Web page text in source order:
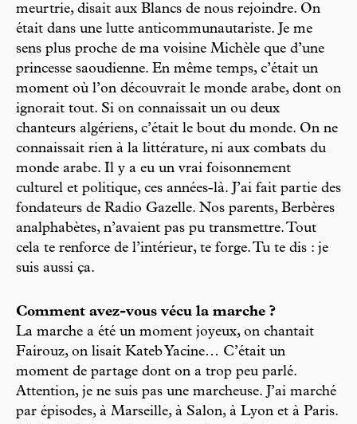
meurtrie, disait aux Blancs de nous rejoindre. On
était dans une lutte anticommunautariste. Je me
sens plus proche de ma voisine Michèle que d’une
princesse saoudienne. En même temps, c’était un
moment où l’on découvrait le monde arabe, dont on
ignorait tout. Si on connaissait un ou deux
chanteurs algériens, c’était le bout du monde. On ne
connaissait rien à la littérature, ni aux combats du
monde arabe. Il y a eu un vrai foisonnement
culturel et politique, ces années-là. J’ai fait partie des
fondateurs de Radio Gazelle. Nos parents, Berbères
analphabètes, n’avaient pas pu transmettre. Tout
cela te renforce de l’intérieur, te forge. Tu te dis : je
suis aussi ça.
Comment avez-vous vécu la marche ?
La marche a été un moment joyeux, on chantait
Fairouz, on lisait Kateb Yacine… C’était un
moment de partage dont on a trop peu parlé.
Attention, je ne suis pas une marcheuse. J’ai marché
par épisodes, à Marseille, à Salon, à Lyon et à Paris.